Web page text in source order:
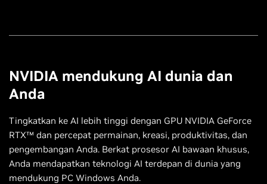
NVIDIA mendukung AI dunia dan
Anda
Tingkatkan ke AI lebih tinggi dengan GPU NVIDIA GeForce
RTX™ dan percepat permainan, kreasi, produktivitas, dan
pengembangan Anda. Berkat prosesor AI bawaan khusus,
Anda mendapatkan teknologi AI terdepan di dunia yang
mendukung PC Windows Anda.